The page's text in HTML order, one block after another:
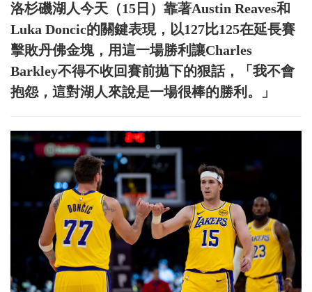
洛杉磯湖人今天（15日）靠著Austin Reaves和
Luka Doncic的關鍵表現，以127比125在延長賽
擊敗丹佛金塊，用這一場勝利讓Charles
Barkley不得不收回賽前拋下的狠話，「我不會
抱怨，這對湖人來說是一場很棒的勝利。」